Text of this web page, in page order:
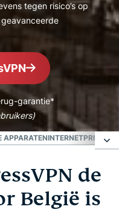
tegen risico’s op
garantie*
APPARATENINTERNETPRIVACY
VPN voor België is
de
België is